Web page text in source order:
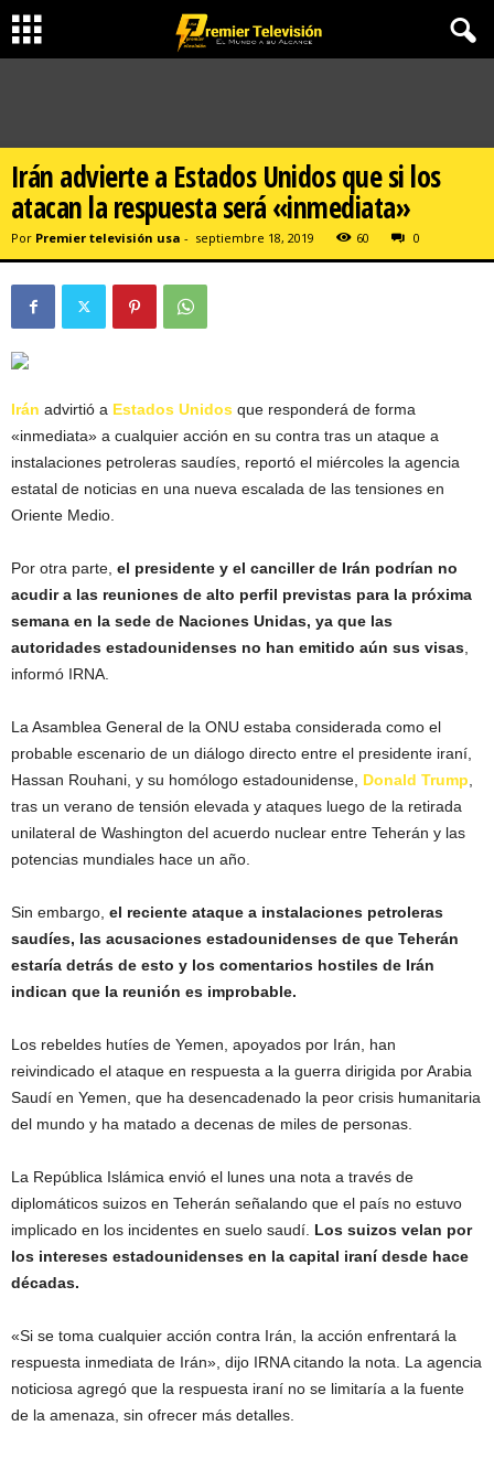
Irán advierte a Estados Unidos que si los
atacan la respuesta será «inmediata»
Por Premier televisión usa - septiembre 18, 2019 60 0
Irán advirtió a Estados Unidos que responderá de forma
«inmediata» a cualquier acción en su contra tras un ataque a
instalaciones petroleras saudíes, reportó el miércoles la agencia
estatal de noticias en una nueva escalada de las tensiones en
Oriente Medio.
Por otra parte, el presidente y el canciller de Irán podrían no
acudir a las reuniones de alto perfil previstas para la próxima
semana en la sede de Naciones Unidas, ya que las
autoridades estadounidenses no han emitido aún sus visas
informó IRNA.
La Asamblea General de la ONU estaba considerada como el
probable escenario de un diálogo directo entre el presidente iraní,
Hassan Rouhani, y su homólogo estadounidense, Donald Trump
tras un verano de tensión elevada y ataques luego de la retirada
unilateral de Washington del acuerdo nuclear entre Teherán y las
potencias mundiales hace un año.
Sin embargo, el reciente ataque a instalaciones petroleras
saudíes, las acusaciones estadounidenses de que Teherán
estaría detrás de esto y los comentarios hostiles de Irán
indican que la reunión es improbable.
Los rebeldes hutíes de Yemen, apoyados por Irán, han
reivindicado el ataque en respuesta a la guerra dirigida por Arabia
Saudí en Yemen, que ha desencadenado la peor crisis humanitaria
del mundo y ha matado a decenas de miles de personas.
La República Islámica envió el lunes una nota a través de
diplomáticos suizos en Teherán señalando que el país no estuvo
implicado en los incidentes en suelo saudí. Los suizos velan por
los intereses estadounidenses en la capital iraní desde hace
décadas.
«Si se toma cualquier acción contra Irán, la acción enfrentará la
respuesta inmediata de Irán», dijo IRNA citando la nota. La agencia
noticiosa agregó que la respuesta iraní no se limitaría a la fuente
de la amenaza, sin ofrecer más detalles.